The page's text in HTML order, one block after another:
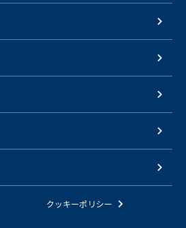
クッキーポリシー